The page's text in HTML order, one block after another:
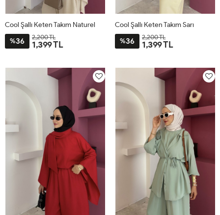
Cool Şallı Keten Takım Naturel
%36 2,200 TL
1,399 TL
Cool Şallı Keten Takım Sarı
%36 2,200 TL
1,399 TL